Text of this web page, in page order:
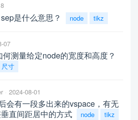
是什么意思？ node tikz
07
何测量给定node的宽度和高度？
尺寸
2024-08-01
会有一段多出来的vspace，有无
直间距居中的方式
node tikz